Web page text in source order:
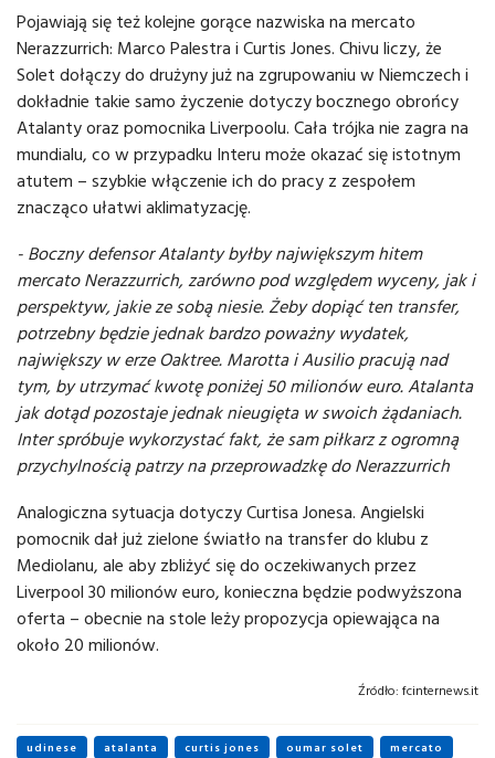
Pojawiają się też kolejne gorące nazwiska na mercato
Nerazzurrich: Marco Palestra i Curtis Jones. Chivu liczy, że
Solet dołączy do drużyny już na zgrupowaniu w Niemczech i
dokładnie takie samo życzenie dotyczy bocznego obrońcy
Atalanty oraz pomocnika Liverpoolu. Cała trójka nie zagra na
mundialu, co w przypadku Interu może okazać się istotnym
atutem – szybkie włączenie ich do pracy z zespołem
znacząco ułatwi aklimatyzację.
- Boczny defensor Atalanty byłby największym hitem
mercato Nerazzurrich, zarówno pod względem wyceny, jak i
perspektyw, jakie ze sobą niesie. Żeby dopiąć ten transfer,
potrzebny będzie jednak bardzo poważny wydatek,
największy w erze Oaktree. Marotta i Ausilio pracują nad
tym, by utrzymać kwotę poniżej 50 milionów euro. Atalanta
jak dotąd pozostaje jednak nieugięta w swoich żądaniach.
Inter spróbuje wykorzystać fakt, że sam piłkarz z ogromną
przychylnością patrzy na przeprowadzkę do Nerazzurrich
Analogiczna sytuacja dotyczy Curtisa Jonesa. Angielski
pomocnik dał już zielone światło na transfer do klubu z
Mediolanu, ale aby zbliżyć się do oczekiwanych przez
Liverpool 30 milionów euro, konieczna będzie podwyższona
oferta – obecnie na stole leży propozycja opiewająca na
około 20 milionów.
Źródło: fcinternews.it
udinese atalanta curtis jones oumar solet mercato